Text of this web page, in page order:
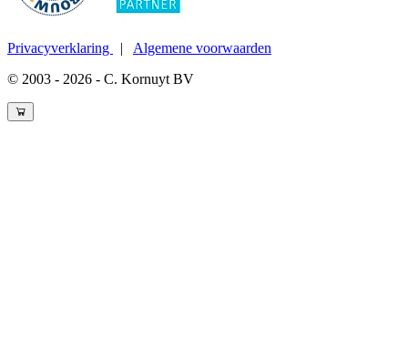
Privacyverklaring | Algemene voorwaarden
© 2003 - 2026 - C. Kornuyt BV